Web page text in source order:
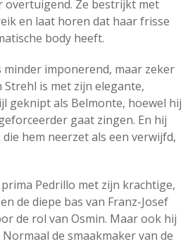
overtuigend. Ze bestrijkt met
en laat horen dat haar frisse
body heeft.
minder imponerend, maar zeker
is met zijn elegante,
geknipt als Belmonte, hoewel hij
gaat zingen. En hij
hem neerzet als een verwijfd,
Pedrillo met zijn krachtige,
de diepe bas van Franz-Josef
de rol van Osmin. Maar ook hij
de smaakmaker van de